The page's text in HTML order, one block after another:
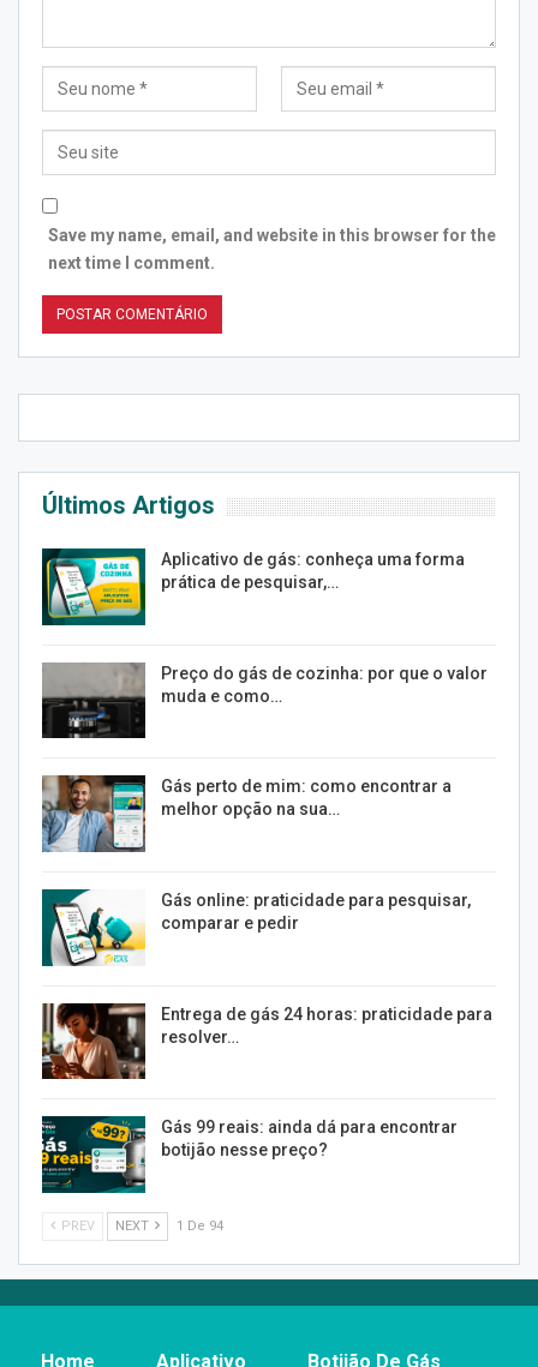
Save my name, email, and website in this browser for the
next time I comment.
Últimos Artigos
Aplicativo de gás: conheça uma forma
prática de pesquisar,…
Preço do gás de cozinha: por que o valor
muda e como…
Gás perto de mim: como encontrar a
melhor opção na sua…
Gás online: praticidade para pesquisar,
comparar e pedir
Entrega de gás 24 horas: praticidade para
resolver…
Gás 99 reais: ainda dá para encontrar
botijão nesse preço?
PREV NEXT 1 De 94
Home Aplicativo Botijão De Gás